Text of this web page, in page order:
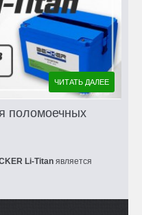
ЧИТАТЬ ДАЛЕЕ
поломоечных
Li-Titan является